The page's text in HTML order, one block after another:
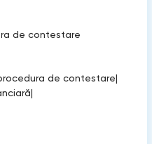
de contestare
de contestare|
|